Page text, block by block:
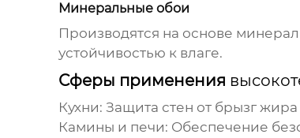
Минеральные обои
Производятся на основе
устойчивостью к влаге.
Сферы применения
Кухни: Защита стен от брызг
Камины и печи: Обеспечение